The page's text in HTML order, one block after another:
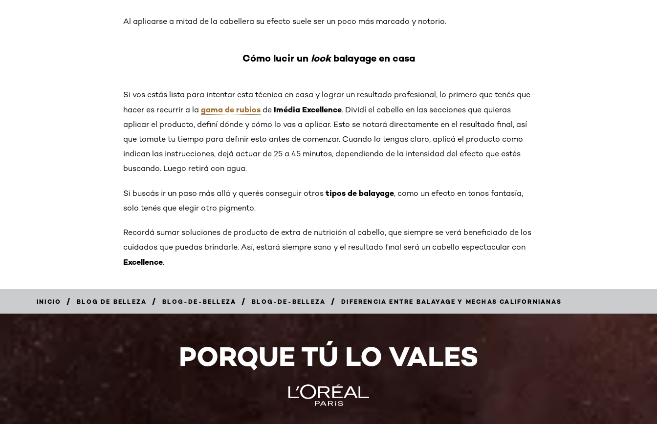
Al aplicarse a mitad de la cabellera su efecto suele ser un poco más marcado y notorio.
Cómo lucir un lookbalayage en casa
Si vos estás lista para intentar esta técnica en casa y lograr un resultado profesional, lo primero que tenés que
hacer es recurrir a la gama de rubios de Imédia Excellence. Dividí el cabello en las secciones que quieras
aplicar el producto, definí dónde y cómo lo vas a aplicar. Esto se notará directamente en el resultado final, así
que tomate tu tiempo para definir esto antes de comenzar. Cuando lo tengas claro, aplicá el producto como
indican las instrucciones, dejá actuar de 25 a 45 minutos, dependiendo de la intensidad del efecto que estés
buscando. Luego retirá con agua.
Si buscás ir un paso más allá y querés conseguir otros tipos de balayage, como un efecto en tonos fantasía,
solo tenés que elegir otro pigmento.
Recordá sumar soluciones de producto de extra de nutrición al cabello, que siempre se verá beneficiado de los
cuidados que puedas brindarle. Así, estará siempre sano y el resultado final será un cabello espectacular con
Excellence.
INICIO / BLOG DE BELLEZA / BLOG-DE-BELLEZA / BLOG-DE-BELLEZA / DIFERENCIA ENTRE BALAYAGE Y MECHAS CALIFORNIANAS
PORQUE TÚ LO VALES